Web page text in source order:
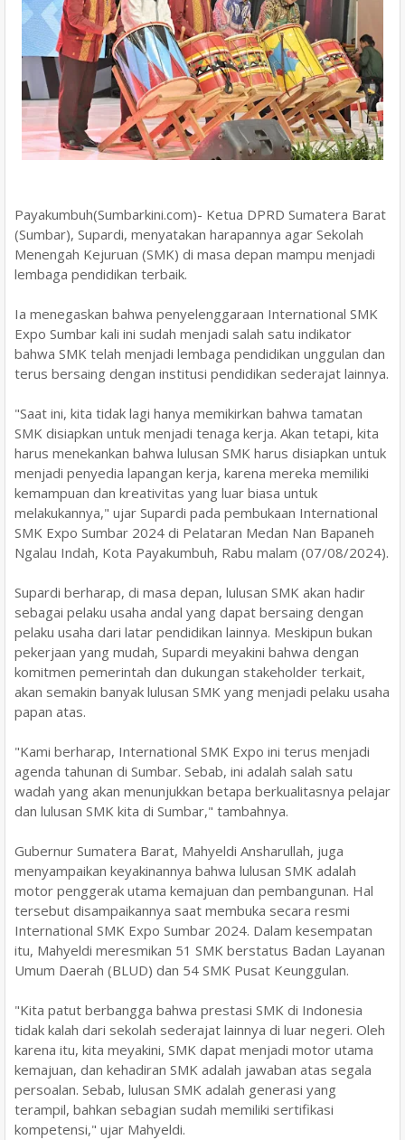
Payakumbuh(Sumbarkini.com)- Ketua DPRD Sumatera Barat
(Sumbar), Supardi, menyatakan harapannya agar Sekolah
Menengah Kejuruan (SMK) di masa depan mampu menjadi
lembaga pendidikan terbaik.
Ia menegaskan bahwa penyelenggaraan International SMK
Expo Sumbar kali ini sudah menjadi salah satu indikator
bahwa SMK telah menjadi lembaga pendidikan unggulan dan
terus bersaing dengan institusi pendidikan sederajat lainnya.
"Saat ini, kita tidak lagi hanya memikirkan bahwa tamatan
SMK disiapkan untuk menjadi tenaga kerja. Akan tetapi, kita
harus menekankan bahwa lulusan SMK harus disiapkan untuk
menjadi penyedia lapangan kerja, karena mereka memiliki
kemampuan dan kreativitas yang luar biasa untuk
melakukannya," ujar Supardi pada pembukaan International
SMK Expo Sumbar 2024 di Pelataran Medan Nan Bapaneh
Ngalau Indah, Kota Payakumbuh, Rabu malam (07/08/2024).
Supardi berharap, di masa depan, lulusan SMK akan hadir
sebagai pelaku usaha andal yang dapat bersaing dengan
pelaku usaha dari latar pendidikan lainnya. Meskipun bukan
pekerjaan yang mudah, Supardi meyakini bahwa dengan
komitmen pemerintah dan dukungan stakeholder terkait,
akan semakin banyak lulusan SMK yang menjadi pelaku usaha
papan atas.
"Kami berharap, International SMK Expo ini terus menjadi
agenda tahunan di Sumbar. Sebab, ini adalah salah satu
wadah yang akan menunjukkan betapa berkualitasnya pelajar
dan lulusan SMK kita di Sumbar," tambahnya.
Gubernur Sumatera Barat, Mahyeldi Ansharullah, juga
menyampaikan keyakinannya bahwa lulusan SMK adalah
motor penggerak utama kemajuan dan pembangunan. Hal
tersebut disampaikannya saat membuka secara resmi
International SMK Expo Sumbar 2024. Dalam kesempatan
itu, Mahyeldi meresmikan 51 SMK berstatus Badan Layanan
Umum Daerah (BLUD) dan 54 SMK Pusat Keunggulan.
"Kita patut berbangga bahwa prestasi SMK di Indonesia
tidak kalah dari sekolah sederajat lainnya di luar negeri. Oleh
karena itu, kita meyakini, SMK dapat menjadi motor utama
kemajuan, dan kehadiran SMK adalah jawaban atas segala
persoalan. Sebab, lulusan SMK adalah generasi yang
terampil, bahkan sebagian sudah memiliki sertifikasi
kompetensi," ujar Mahyeldi.